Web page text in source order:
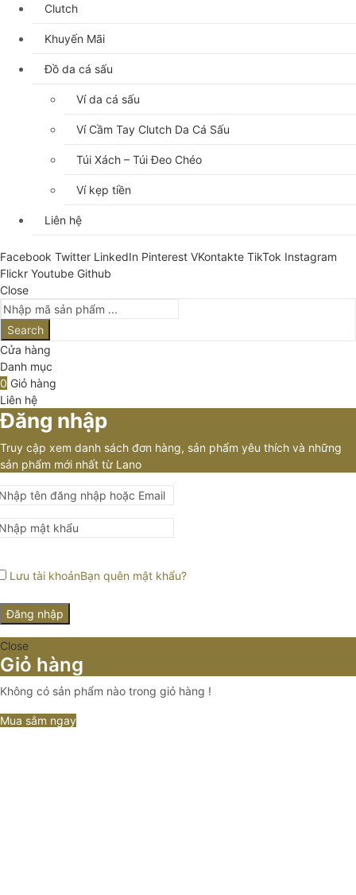
Clutch
Khuyến Mãi
Đồ da cá sấu
Ví da cá sấu
Ví Cầm Tay Clutch Da Cá Sấu
Túi Xách – Túi Đeo Chéo
Ví kẹp tiền
Liên hệ
Facebook Twitter LinkedIn Pinterest VKontakte TikTok Instagram
Flickr Youtube Github
Close
Search
Cửa hàng
Danh mục
0 Giỏ hàng
Liên hệ
Đăng nhập
Truy cập xem danh sách đơn hàng, sản phẩm yêu thích và những
sản phẩm mới nhất từ Lano
Lưu tài khoảnBạn quên mật khẩu?
Đăng nhập
Close
Giỏ hàng
Không có sản phẩm nào trong giỏ hàng !
Mua sắm ngay